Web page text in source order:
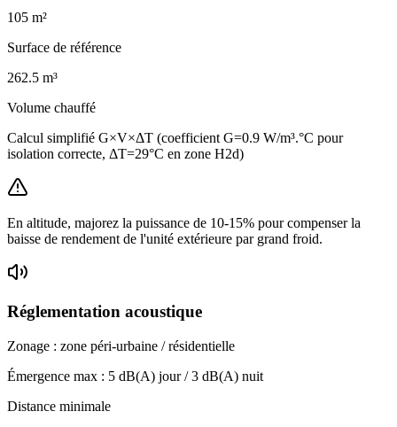
105 m²
Surface de référence
262.5 m³
Volume chauffé
Calcul simplifié G×V×ΔT (coefficient G=0.9 W/m³.°C pour
isolation correcte, ΔT=29°C en zone H2d)
En altitude, majorez la puissance de 10-15% pour compenser la
baisse de rendement de l'unité extérieure par grand froid.
Réglementation acoustique
Zonage : zone péri-urbaine / résidentielle
Émergence max : 5 dB(A) jour /3 dB(A) nuit
Distance minimale